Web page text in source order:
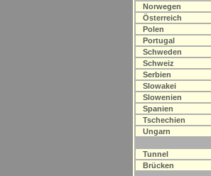
Norwegen
Österreich
Polen
Portugal
Schweden
Schweiz
Serbien
Slowakei
Slowenien
Spanien
Tschechien
Ungarn
Tunnel
Brücken